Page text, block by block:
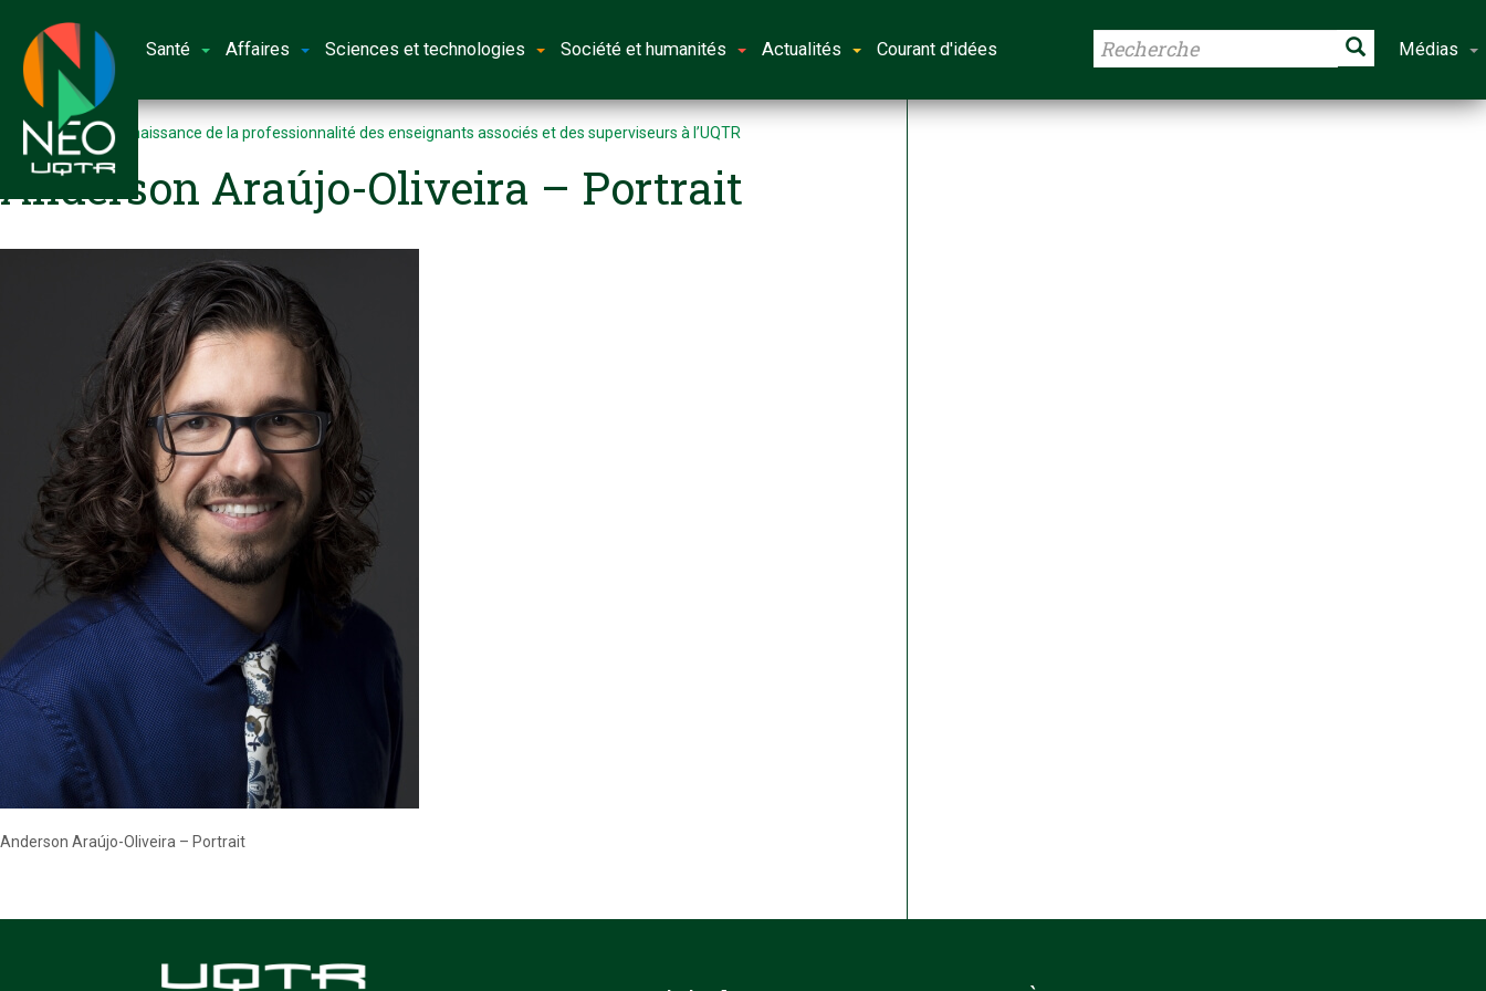
Santé Affaires Sciences et technologies Société et humanités Actualités Courant d'idées Médias
Accueil La reconnaissance de la professionnalité des enseignants associés et des superviseurs à l’UQTR
Anderson Araújo-Oliveira – Portrait
Anderson Araújo-Oliveira – Portrait